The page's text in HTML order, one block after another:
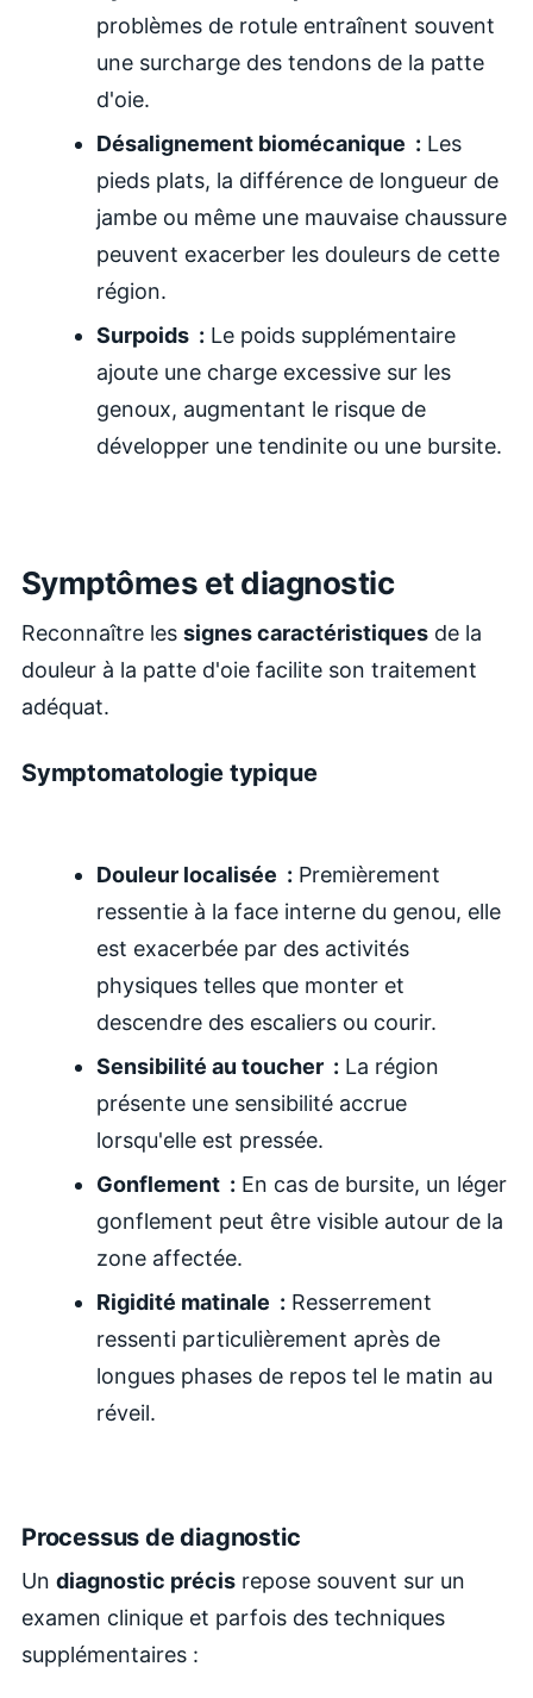
problèmes de rotule entraînent souvent
une surcharge des tendons de la patte
d'oie.
Désalignement biomécanique : Les
pieds plats, la différence de longueur de
jambe ou même une mauvaise chaussure
peuvent exacerber les douleurs de cette
région.
Surpoids : Le poids supplémentaire
ajoute une charge excessive sur les
genoux, augmentant le risque de
développer une tendinite ou une bursite.
Symptômes et diagnostic
Reconnaître les signes caractéristiques de la
douleur à la patte d'oie facilite son traitement
adéquat.
Symptomatologie typique
Douleur localisée : Premièrement
ressentie à la face interne du genou, elle
est exacerbée par des activités
physiques telles que monter et
descendre des escaliers ou courir.
Sensibilité au toucher : La région
présente une sensibilité accrue
lorsqu'elle est pressée.
Gonflement : En cas de bursite, un léger
gonflement peut être visible autour de la
zone affectée.
Rigidité matinale : Resserrement
ressenti particulièrement après de
longues phases de repos tel le matin au
réveil.
Processus de diagnostic
Un diagnostic précis repose souvent sur un
examen clinique et parfois des techniques
supplémentaires :